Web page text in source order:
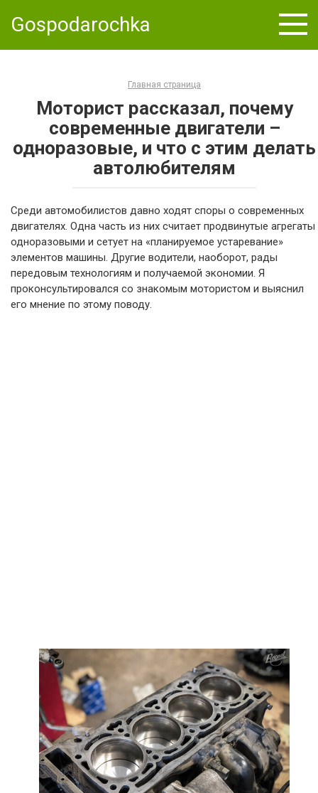
Gospodarochka
Главная страница
Моторист рассказал, почему
современные двигатели –
одноразовые, и что с этим делать
автолюбителям
Среди автомобилистов давно ходят споры о современных
двигателях. Одна часть из них считает продвинутые агрегаты
одноразовыми и сетует на «планируемое устаревание»
элементов машины. Другие водители, наоборот, рады
передовым технологиям и получаемой экономии. Я
проконсультировался со знакомым мотористом и выяснил
его мнение по этому поводу.